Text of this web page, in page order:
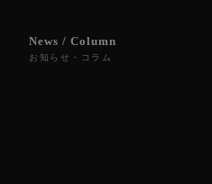
News / Column
お知らせ・コラム